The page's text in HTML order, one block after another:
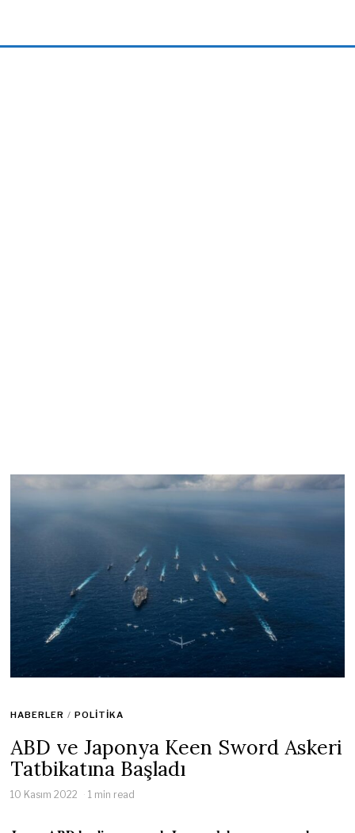
HABERLER / POLITIKA
ABD ve Japonya Keen Sword Askeri
Tatbikatına Başladı
10 Kasım 2022 1 min read